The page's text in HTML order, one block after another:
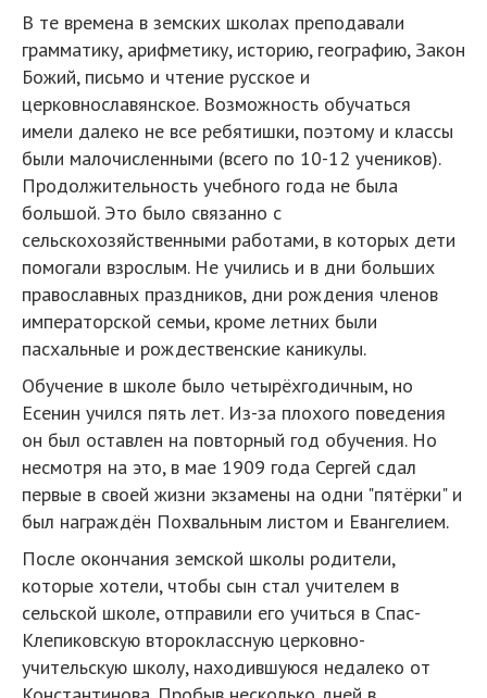
В те времена в земских школах преподавали
грамматику, арифметику, историю, географию, Закон
Божий, письмо и чтение русское и
церковнославянское. Возможность обучаться
имели далеко не все ребятишки, поэтому и классы
были малочисленными (всего по 10-12 учеников).
Продолжительность учебного года не была
большой. Это было связанно с
сельскохозяйственными работами, в которых дети
помогали взрослым. Не учились и в дни больших
православных праздников, дни рождения членов
императорской семьи, кроме летних были
пасхальные и рождественские каникулы.
Обучение в школе было четырёхгодичным, но
Есенин учился пять лет. Из-за плохого поведения
он был оставлен на повторный год обучения. Но
несмотря на это, в мае 1909 года Сергей сдал
первые в своей жизни экзамены на одни "пятёрки" и
был награждён Похвальным листом и Евангелием.
После окончания земской школы родители,
которые хотели, чтобы сын стал учителем в
сельской школе, отправили его учиться в Спас-
Клепиковскую второклассную церковно-
учительскую школу, находившуюся недалеко от